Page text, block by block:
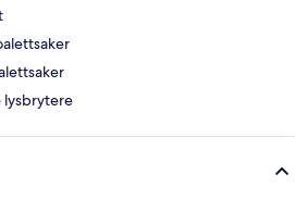
lysbrytere